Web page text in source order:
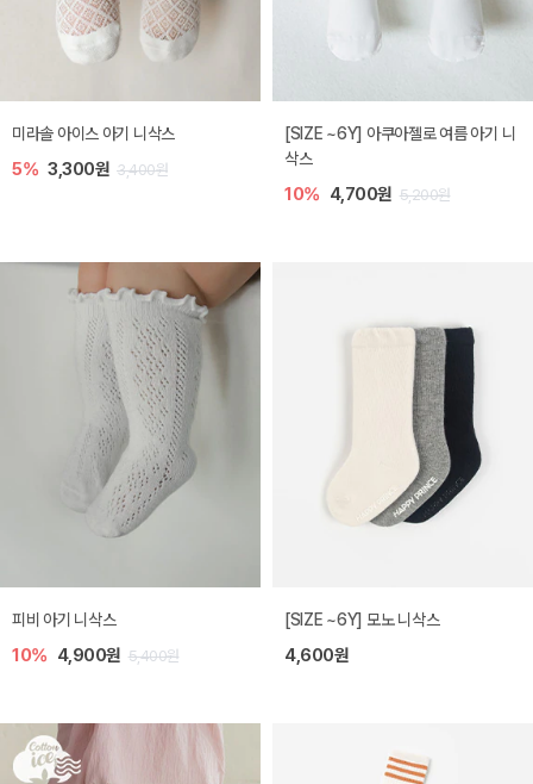
미라솔 아이스 아기 니삭스
5% 3,300원 3,400원
[SIZE ~6Y] 아쿠아젤로 여름 아기 니
삭스
10% 4,700원 5,200원
피비 아기 니삭스
10% 4,900원 5,400원
[SIZE ~6Y] 모노 니삭스
4,600원